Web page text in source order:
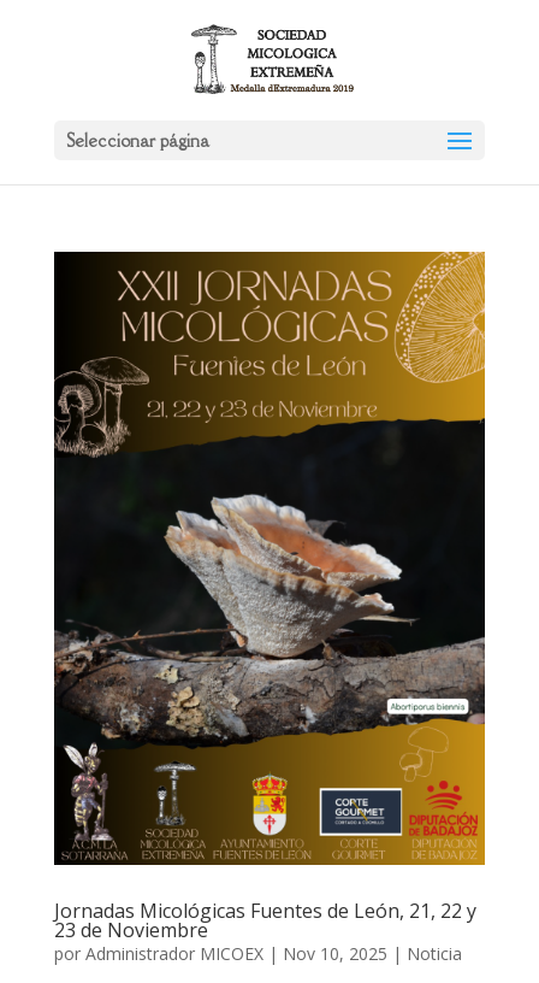
Seleccionar página
Jornadas Micológicas Fuentes de León, 21, 22 y
23 de Noviembre
por Administrador MICOEX| Nov 10, 2025 | Noticia